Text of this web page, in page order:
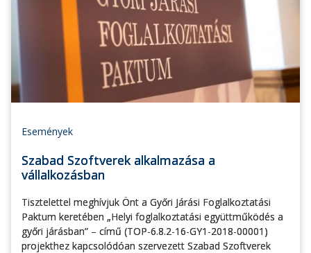
Események
Szabad Szoftverek alkalmazása a
vállalkozásban
Tisztelettel meghívjuk Önt a Győri Járási Foglalkoztatási
Paktum keretében „Helyi foglalkoztatási együttműködés a
győri járásban” – című (TOP-6.8.2-16-GY1-2018-00001)
projekthez kapcsolódóan szervezett Szabad Szoftverek